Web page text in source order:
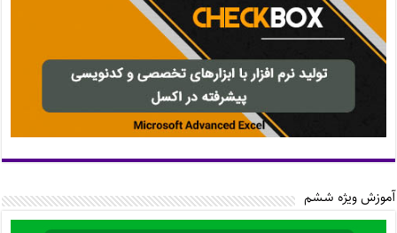
آموزش ویژه ششم